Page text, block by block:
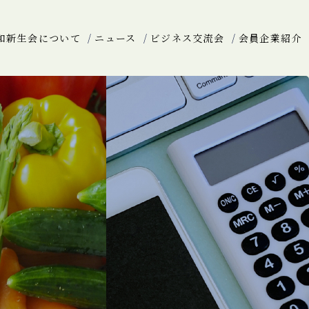
新生会について ニュース ビジネス交流会 会員企業紹介